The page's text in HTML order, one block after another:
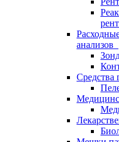
анализов
Средства